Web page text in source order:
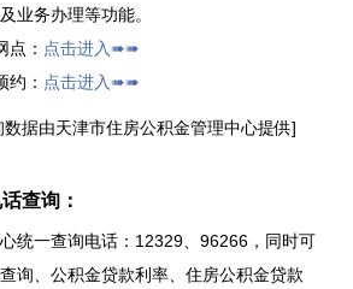
业务办理等功能。
点： 点击进入➠➠
约： 点击进入➠➠
据由天津市住房公积金管理中心提供]
查询：
统一查询电话：12329、96266，同时可
询、公积金贷款利率、住房公积金贷款